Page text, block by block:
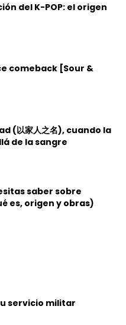
del K-POP: el origen
comeback [Sour &
(以家人之名), cuando la
de la sangre
saber sobre
es, origen y obras)
servicio militar